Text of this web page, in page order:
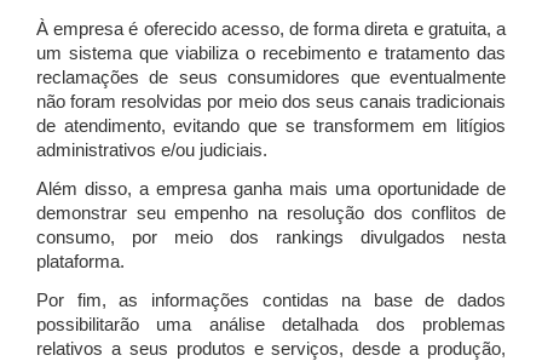
À empresa é oferecido acesso, de forma direta e gratuita, a
um sistema que viabiliza o recebimento e tratamento das
reclamações de seus consumidores que eventualmente
não foram resolvidas por meio dos seus canais tradicionais
de atendimento, evitando que se transformem em litígios
administrativos e/ou judiciais.
Além disso, a empresa ganha mais uma oportunidade de
demonstrar seu empenho na resolução dos conflitos de
consumo, por meio dos rankings divulgados nesta
plataforma.
Por fim, as informações contidas na base de dados
possibilitarão uma análise detalhada dos problemas
relativos a seus produtos e serviços, desde a produção,